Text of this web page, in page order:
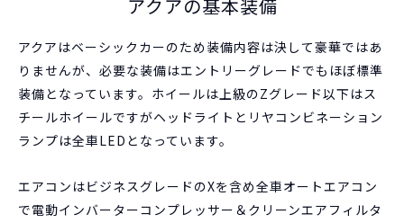
アクアの基本装備
アクアはベーシックカーのため装備内容は決して豪華ではあ
りませんが、必要な装備はエントリーグレードでもほぼ標準
装備となっています。ホイールは上級のZグレード以下はス
チールホイールですがヘッドライトとリヤコンビネーション
ランプは全車LEDとなっています。
エアコンはビジネスグレードのXを含め全車オートエアコン
で電動インバーターコンプレッサー＆クリーンエアフィルタ